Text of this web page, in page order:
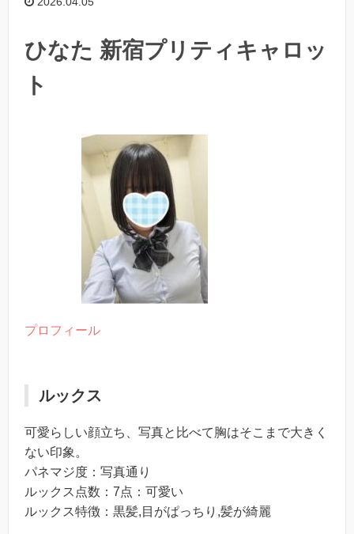
ひなた 新宿プリティキャロッ
ト
プロフィール
ルックス
可愛らしい顔立ち、写真と比べて胸はそこまで大きく
ない印象。
パネマジ度：写真通り
ルックス点数：7点：可愛い
ルックス特徴：黒髪,目がぱっちり,髪が綺麗